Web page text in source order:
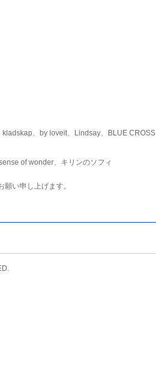
、by loveit、Lindsay、BLUE CROSS
of wonder、キリンのソフィ
い申し上げます。